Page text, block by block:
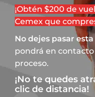
¡Obtén $200 de
Cemex que
No dejes pasar
pondrá en
proceso.
¡No te quedes
clic de distancia!